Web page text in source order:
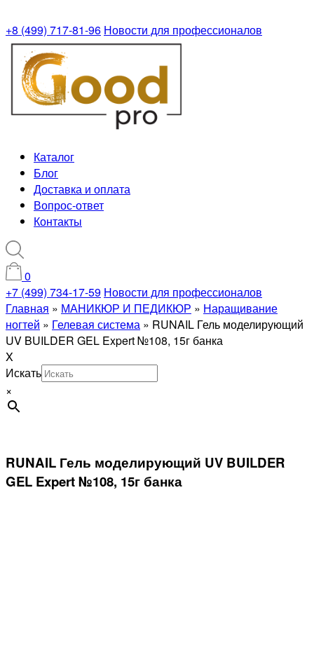
+8 (499) 717-81-96 Новости для профессионалов
Каталог
Блог
Доставка и оплата
Вопрос-ответ
Контакты
0
+7 (499) 734-17-59 Новости для профессионалов
Главная » МАНИКЮР И ПЕДИКЮР » Наращивание
ногтей » Гелевая система » RUNAIL Гель моделирующий
UV BUILDER GEL Expert №108, 15г банка
X
Искать
×
RUNAIL Гель моделирующий UV BUILDER
GEL Expert №108, 15г банка